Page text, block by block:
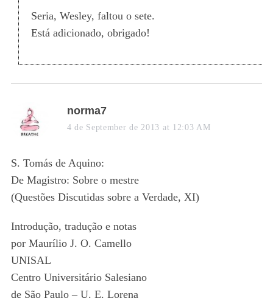
Seria, Wesley, faltou o sete.
Está adicionado, obrigado!
s
a
s
:
norma7
4 de September de 2013 at 12:03 AM
S. Tomás de Aquino:
De Magistro: Sobre o mestre
(Questões Discutidas sobre a Verdade, XI)
Introdução, tradução e notas
por Maurílio J. O. Camello
UNISAL
Centro Universitário Salesiano
de São Paulo – U. E. Lorena